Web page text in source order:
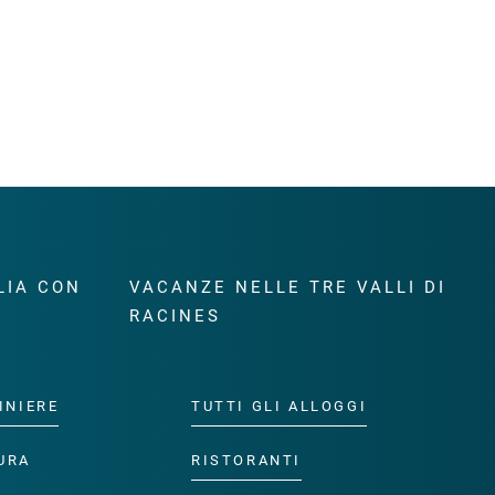
CON
VACANZE NELLE TRE VALLI DI
RACINES
TUTTI GLI ALLOGGI
RISTORANTI